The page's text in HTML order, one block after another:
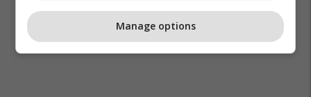
Manage options